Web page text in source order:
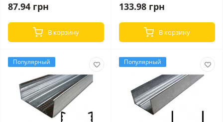
87.94 грн
В корзину
133.98 грн
В корзину
Популярный Популярный